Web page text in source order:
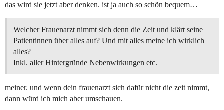
das wird sie jetzt aber denken. ist ja auch so schön bequem…
Welcher Frauenarzt nimmt sich denn die Zeit und klärt seine
Patientinnen über alles auf? Und mit alles meine ich wirklich
alles?
Inkl. aller Hintergründe Nebenwirkungen etc.
meiner. und wenn dein frauenarzt sich dafür nicht die zeit nimmt,
dann würd ich mich aber umschauen.